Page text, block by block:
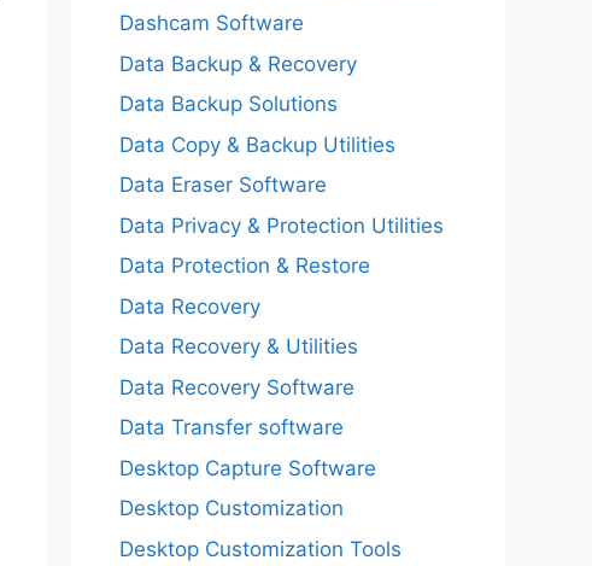
Dashcam Software
Data Backup & Recovery
Data Backup Solutions
Data Copy & Backup Utilities
Data Eraser Software
Data Privacy & Protection Utilities
Data Protection & Restore
Data Recovery
Data Recovery & Utilities
Data Recovery Software
Data Transfer software
Desktop Capture Software
Desktop Customization
Desktop Customization Tools